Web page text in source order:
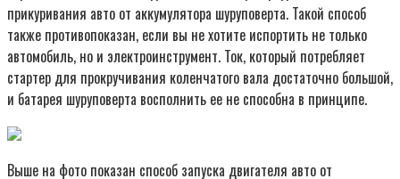
прикуривания авто от аккумулятора шуруповерта. Такой способ
также противопоказан, если вы не хотите испортить не только
автомобиль, но и электроинструмент. Ток, который потребляет
стартер для прокручивания коленчатого вала достаточно большой,
и батарея шуруповерта восполнить ее не способна в принципе.
Выше на фото показан способ запуска двигателя авто от